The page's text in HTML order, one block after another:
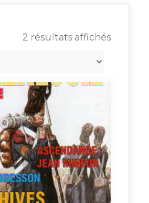
2 résultats affichés